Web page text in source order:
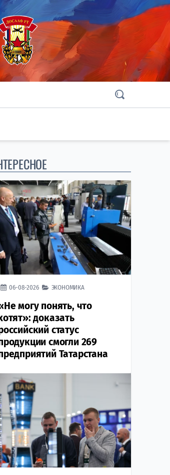
06-08-2026 ЭКОНОМИКА
могу понять, что
доказать
статус
смогли 269
Татарстана